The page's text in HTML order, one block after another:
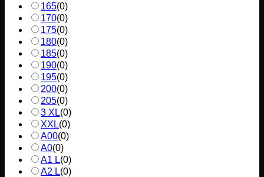
165(0)
170(0)
175(0)
180(0)
185(0)
190(0)
195(0)
200(0)
205(0)
3 XL(0)
XXL(0)
A00(0)
A0(0)
A1 L(0)
A2 L(0)